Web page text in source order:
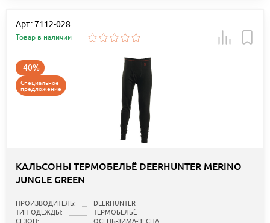
Арт.: 7112-028
Товар в наличии
-40%
Специальное
предложение
КАЛЬСОНЫ ТЕРМОБЕЛЬЁ DEERHUNTER MERINO
JUNGLE GREEN
ПРОИЗВОДИТЕЛЬ:
DEERHUNTER
ТИП ОДЕЖДЫ:
ТЕРМОБЕЛЬЁ
СЕЗОН:
ОСЕНЬ-ЗИМА-ВЕСНА